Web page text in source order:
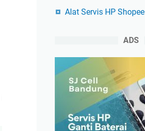
Alat Servis HP Shopee
ADS